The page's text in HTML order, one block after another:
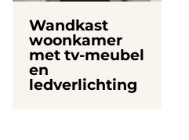
Wandkast
woonkamer
met tv-meubel
en
ledverlichting